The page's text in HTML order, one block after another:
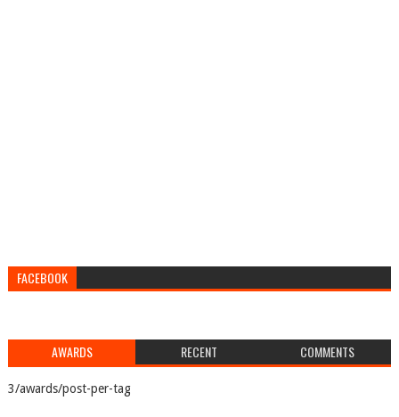
FACEBOOK
AWARDS RECENT COMMENTS
3/awards/post-per-tag